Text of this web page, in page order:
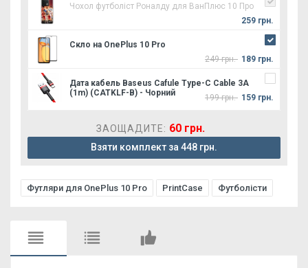
Чохол футболіст Роналду для ВанПлюс 10 Про
259 грн.
Скло на OnePlus 10 Pro
249 грн. 189 грн.
Дата кабель Baseus Cafule Type-C Cable 3A
(1m) (CATKLF-B) - Чорний
199 грн. 159 грн.
ЗАОЩАДИТЕ: 60 грн.
Взяти комплект за 448 грн.
Футляри для OnePlus 10 Pro PrintCase Футболісти